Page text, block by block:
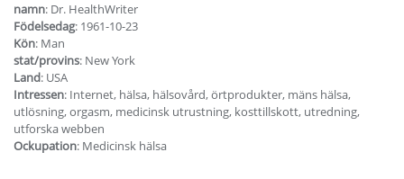
namn: Dr. HealthWriter
Födelsedag: 1961-10-23
Kön: Man
stat/provins: New York
Land: USA
Intressen: Internet, hälsa, hälsovård, örtprodukter, mäns hälsa,
utlösning, orgasm, medicinsk utrustning, kosttillskott, utredning,
utforska webben
Ockupation: Medicinsk hälsa